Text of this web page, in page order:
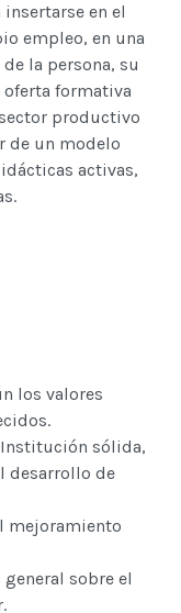
en el
empleo, en una
la persona, su
formativa
productivo
de un modelo
activas,
los valores
sólida,
desarrollo de
mejoramiento
sobre el